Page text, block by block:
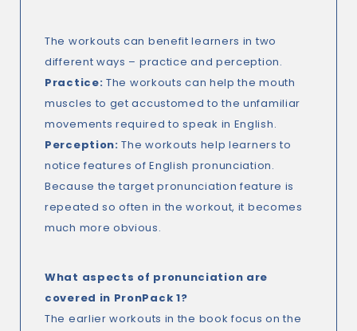
The workouts can benefit learners in two
different ways – practice and perception.
Practice: The workouts can help the mouth
muscles to get accustomed to the unfamiliar
movements required to speak in English.
Perception: The workouts help learners to
notice features of English pronunciation.
Because the target pronunciation feature is
repeated so often in the workout, it becomes
much more obvious.
What aspects of pronunciation are
covered in PronPack 1?
The earlier workouts in the book focus on the